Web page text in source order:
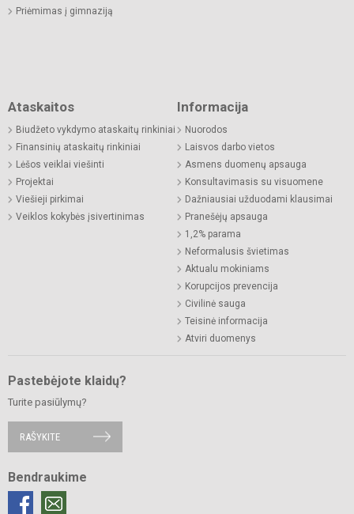
Priėmimas į gimnaziją
Ataskaitos
Biudžeto vykdymo ataskaitų rinkiniai
Finansinių ataskaitų rinkiniai
Lėšos veiklai viešinti
Projektai
Viešieji pirkimai
Veiklos kokybės įsivertinimas
Informacija
Nuorodos
Laisvos darbo vietos
Asmens duomenų apsauga
Konsultavimasis su visuomene
Dažniausiai užduodami klausimai
Pranešėjų apsauga
1,2% parama
Neformalusis švietimas
Aktualu mokiniams
Korupcijos prevencija
Civilinė sauga
Teisinė informacija
Atviri duomenys
Pastebėjote klaidų?
Turite pasiūlymų?
RAŠYKITE
Bendraukime